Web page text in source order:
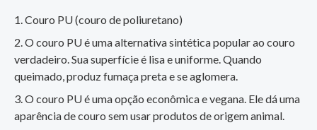
Couro PU (couro de poliuretano)
O couro PU é uma alternativa sintética popular ao couro
verdadeiro. Sua superfície é lisa e uniforme. Quando
queimado, produz fumaça preta e se aglomera.
O couro PU é uma opção econômica e vegana. Ele dá uma
aparência de couro sem usar produtos de origem animal.